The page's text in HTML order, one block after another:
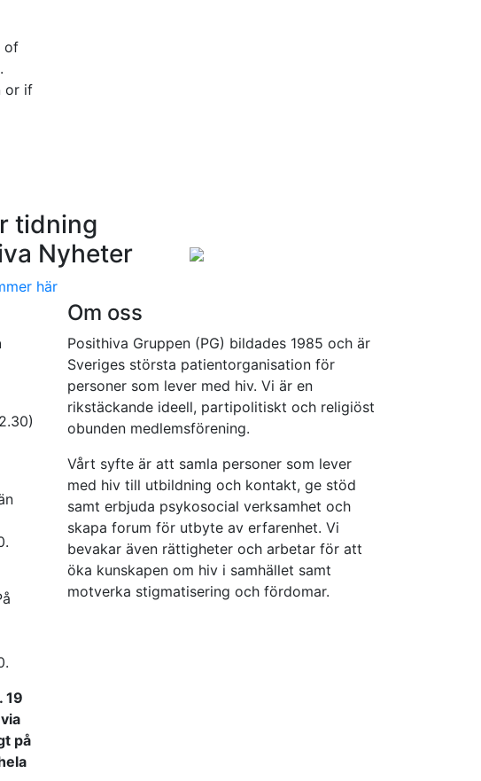
of
or if
tidning
Nyheter
här
19
på
Om oss
Posithiva Gruppen (PG) bildades 1985 och är
Sveriges största patientorganisation för
personer som lever med hiv. Vi är en
rikstäckande ideell, partipolitiskt och religiöst
obunden medlemsförening.
Vårt syfte är att samla personer som lever
med hiv till utbildning och kontakt, ge stöd
samt erbjuda psykosocial verksamhet och
skapa forum för utbyte av erfarenhet. Vi
bevakar även rättigheter och arbetar för att
öka kunskapen om hiv i samhället samt
motverka stigmatisering och fördomar.